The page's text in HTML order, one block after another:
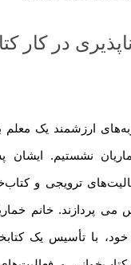
در کار
ارزشمند یک معلم
ترویجی و
می پردازند. خانم
خود، با تأسیس یک